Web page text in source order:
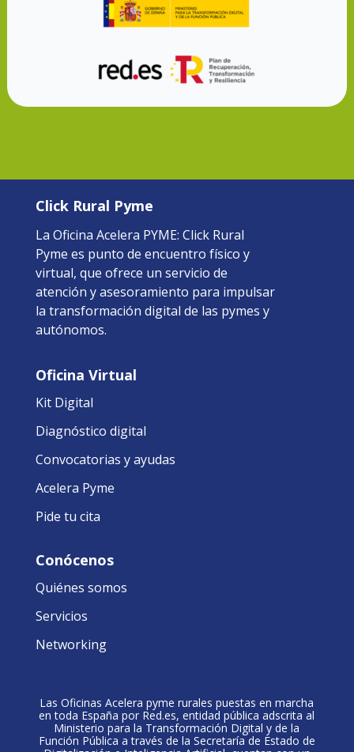
Click Rural Pyme
La Oficina Acelera PYME: Click Rural
Pyme es punto de encuentro físico y
virtual, que ofrece un servicio de
atención y asesoramiento para impulsar
la transformación digital de las pymes y
autónomos.
Oficina Virtual
Kit Digital
Diagnóstico digital
Convocatorias y ayudas
Acelera Pyme
Pide tu cita
Conócenos
Quiénes somos
Servicios
Networking
Las Oficinas Acelera pyme rurales puestas en marcha
en toda España por Red.es, entidad pública adscrita al
Ministerio para la Transformación Digital y de la
Función Pública a través de la Secretaría de Estado de